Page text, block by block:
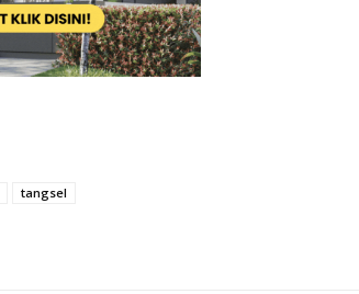
tangsel